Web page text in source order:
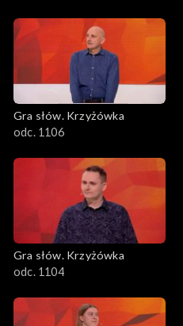
Gra słów. Krzyżówka
odc. 1106
Gra słów. Krzyżówka
odc. 1104